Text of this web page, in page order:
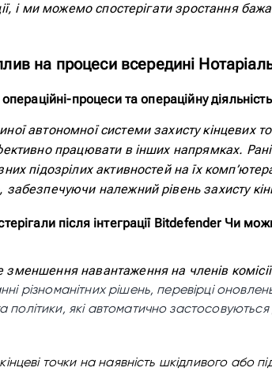
і ми можемо спостерігати зростання
на процеси всередині
процеси та операційну
автономної системи захисту кінцевих
працювати в інших напрямках.
підозрілих активностей на їх
належний рівень захисту
після інтеграції Bitdefender Чи
навантаження на членів
різноманітних рішень, перевірці
які автоматично застосовуються
точки на наявність шкідливого або